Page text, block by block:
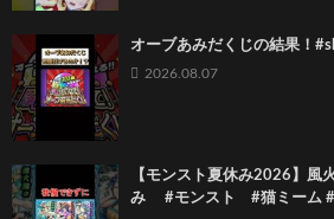
オーブあみだくじの結果！
2026.08.07
【モンスト夏休み2026】風
み #モンスト #猫ミーム